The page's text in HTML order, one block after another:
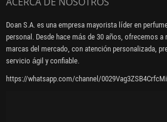
Doan S.A. es una empresa mayorista líder en
personal. Desde hace más de 30 años, ofrecemos
marcas del mercado, con atención personalizada,
servicio ágil y confiable.
https://whatsapp.com/channel/